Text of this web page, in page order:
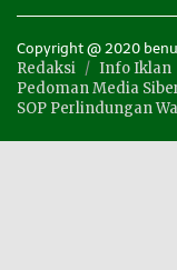
Copyright @ 2020
Redaksi
Info Iklan
Pedoman Media
SOP Perlindungan